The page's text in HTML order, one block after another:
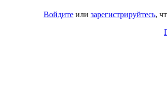
Войдите или зарегистрируйтесь,